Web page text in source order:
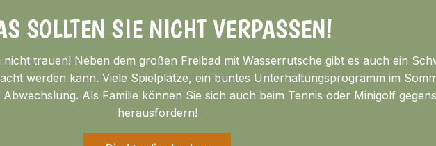
SOLLTEN SIE NICHT VERPASSEN!
trauen! Neben dem großen Freibad mit Wasserrutsche gibt es auch ein
werden kann. Viele Spielplätze, ein buntes Unterhaltungsprogramm im
Als Familie können Sie sich auch beim Tennis oder Minigolf
herausfordern!